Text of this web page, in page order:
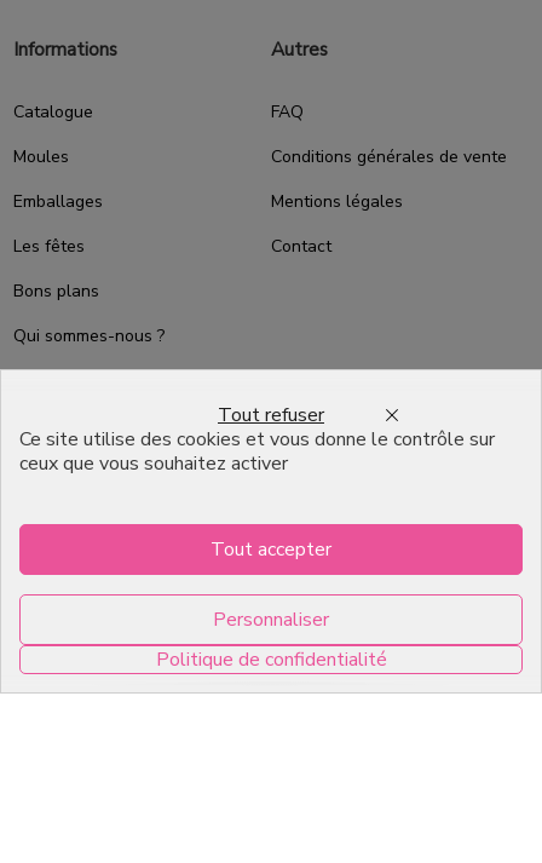
Informations
Catalogue
Moules
Emballages
Les fêtes
Bons plans
Qui sommes-nous ?
Emballage pour Chocolatier
Professionnel
English
Autres
FAQ
Conditions générales de vente
Mentions légales
Contact
Infos pratiques
7, RUE DU 19 MARS 1962
ZI DE DIJON
Ce site utilise des cookies et vous donne le contrôle sur
ceux que vous souhaitez activer
Tout accepter
Tout refuser
Personnaliser
Politique de confidentialité